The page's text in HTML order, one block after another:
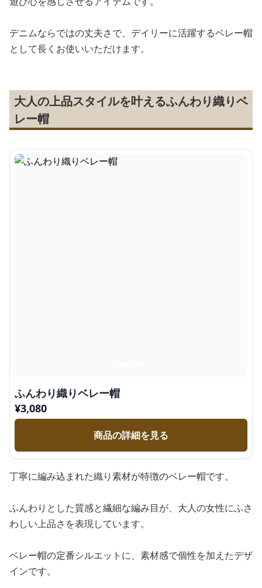
デニムならではの丈夫さで、デイリーに活躍するベレー帽
として長くお使いいただけます。
大人の上品スタイルを叶えるふんわり織りベ
レー帽
ふんわり織りベレー帽
¥3,080
商品の詳細を見る
丁寧に編み込まれた織り素材が特徴のベレー帽です。
ふんわりとした質感と繊細な編み目が、大人の女性にふさ
わしい上品さを表現しています。
ベレー帽の定番シルエットに、素材感で個性を加えたデザ
インです。